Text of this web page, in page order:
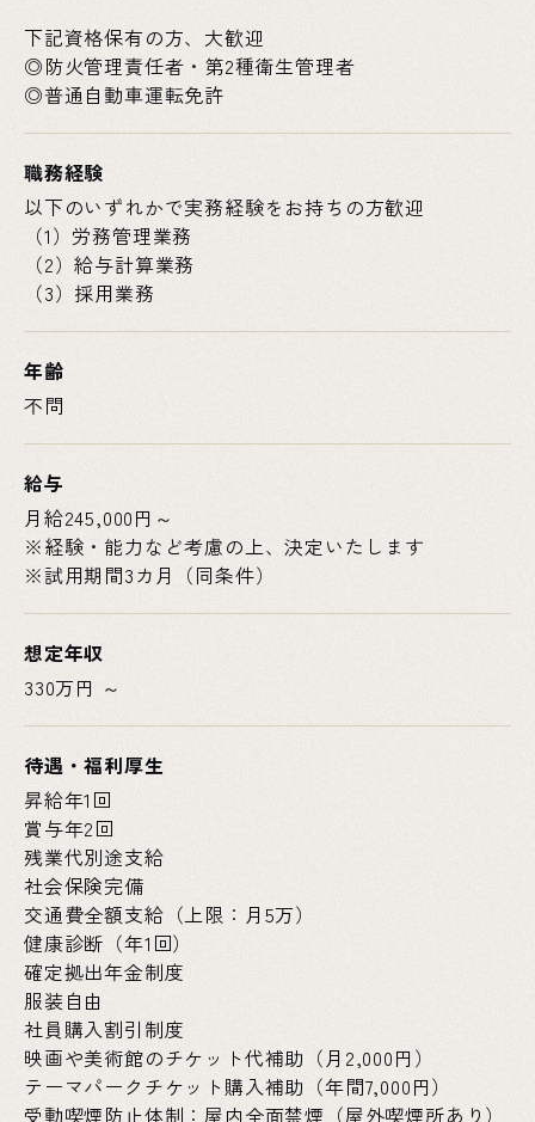
下記資格保有の方、大歓迎
◎防火管理責任者・第2種衛生管理者
◎普通自動車運転免許
職務経験
以下のいずれかで実務経験をお持ちの方歓迎
（1）労務管理業務
（2）給与計算業務
（3）採用業務
年齢
不問
給与
月給245,000円～
※経験・能力など考慮の上、決定いたします
※試用期間3カ月（同条件）
想定年収
330万円 ～
待遇・福利厚生
昇給年1回
賞与年2回
残業代別途支給
社会保険完備
交通費全額支給（上限：月5万）
健康診断（年1回）
確定拠出年金制度
服装自由
社員購入割引制度
映画や美術館のチケット代補助（月2,000円）
テーマパークチケット購入補助（年間7,000円）
受動喫煙防止体制：屋内全面禁煙（屋外喫煙所あり）